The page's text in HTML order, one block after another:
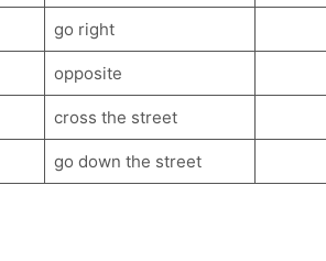
go right
opposite
cross the street
go down the street